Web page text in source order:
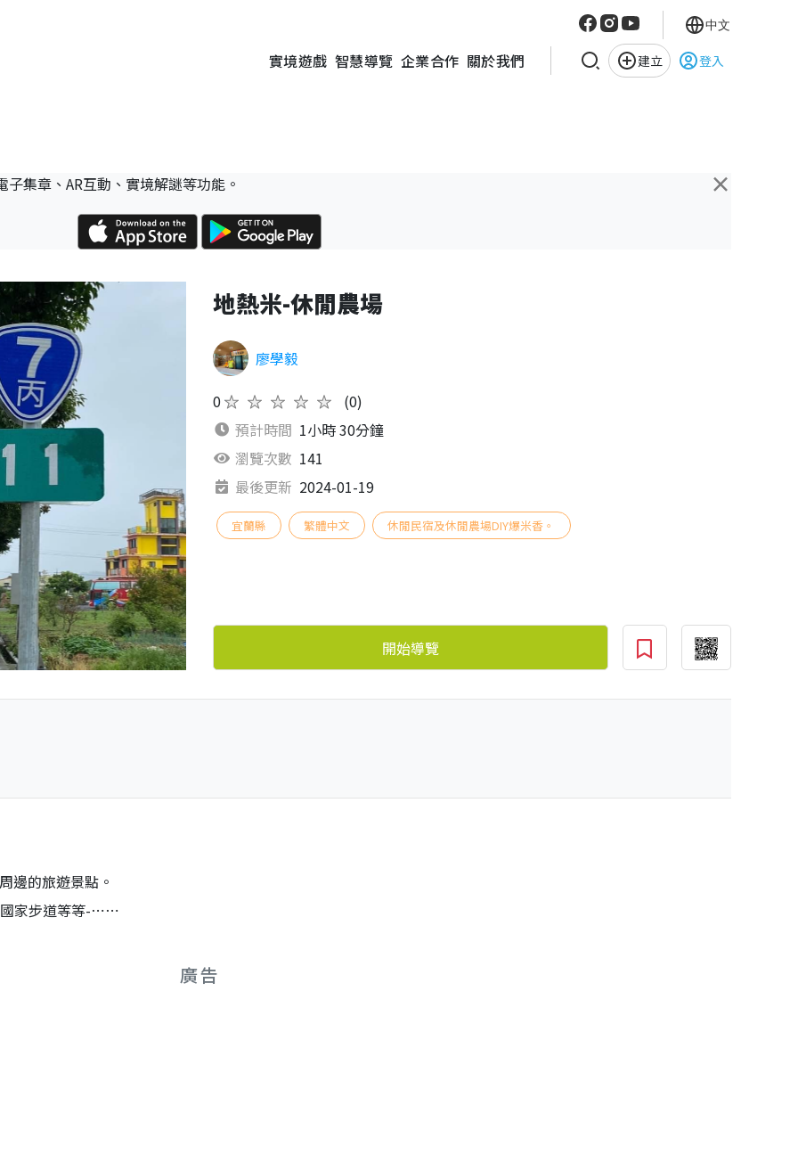
實境遊戲 智慧導覽 企業合作 關於我們 建立 登入
中文
×
集章、AR互動、實境解謎等功能。
地熱米-休閒農場
廖學毅
0★★★★★
(0)
預計時間 1小時 30分鐘
瀏覽次數 141
最後更新 2024-01-19
宜蘭縣 繁體中文 休閒民宿及休閒農場DIY爆米香。
開始導覽
邊的旅遊景點。
國家步道等等-⋯⋯
廣告